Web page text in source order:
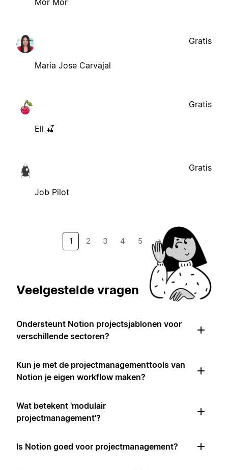
Maria Jose Carvajal
Gratis
Eli 🍒
Gratis
Job Pilot
Gratis
1 2 3 4 5 →
Veelgestelde vragen
Ondersteunt Notion projectsjablonen voor
verschillende sectoren?
Kun je met de projectmanagementtools van
Notion je eigen workflow maken?
Wat betekent 'modulair
projectmanagement'?
Is Notion goed voor projectmanagement?